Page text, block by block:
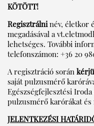
KÖTÖTT!
Regisztrálni név, életkor
megadásával a
lehetséges. További
telefonszámon: +36 20
A regisztráció során
saját pulzusmérő
Egészségfejlesztési Iroda
pulzusmérő karórákat
JELENTKEZÉSI